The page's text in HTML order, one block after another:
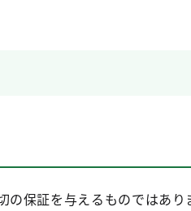
保証を与えるものではあ